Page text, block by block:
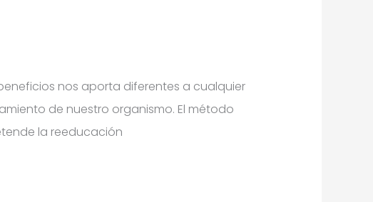
nos aporta diferentes a cualquier
de nuestro organismo. El método
la reeducación